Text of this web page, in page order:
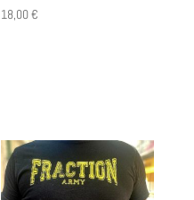
18,00€